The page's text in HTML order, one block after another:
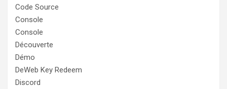
Code Source
Console
Console
Découverte
Démo
DeWeb Key Redeem
Discord